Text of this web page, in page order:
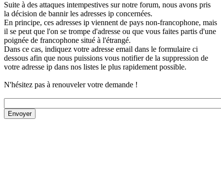
Suite à des attaques intempestives sur notre forum, nous avons pris
la décision de bannir les adresses ip concernées.
En principe, ces adresses ip viennent de pays non-francophone, mais
il se peut que l'on se trompe d'adresse ou que vous faites partis d'une
poignée de francophone situé à l'étrangé.
Dans ce cas, indiquez votre adresse email dans le formulaire ci
dessous afin que nous puissions vous notifier de la suppression de
votre adresse ip dans nos listes le plus rapidement possible.
N'hésitez pas à renouveler votre demande !